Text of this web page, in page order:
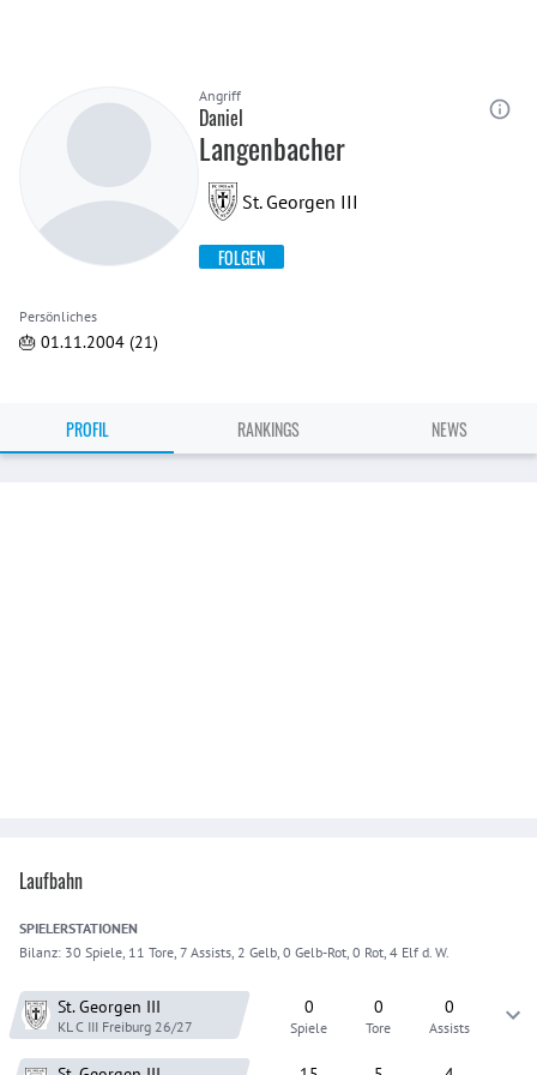
Angriff
Daniel
Langenbacher
St. Georgen III
FOLGEN
Persönliches
🎂 01.11.2004 (21)
PROFIL RANKINGS NEWS
Laufbahn
SPIELERSTATIONEN
Bilanz: 30 Spiele, 11 Tore, 7 Assists, 2 Gelb, 0 Gelb-Rot, 0 Rot, 4 Elf d. W.
St. Georgen III
KL C III Freiburg 26/27
0
Spiele
0
Tore
0
Assists